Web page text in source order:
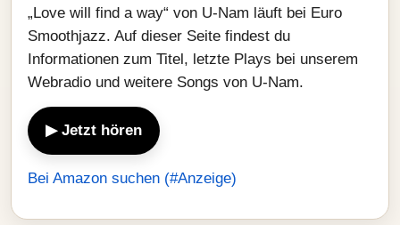
„Love will find a way“ von U-Nam läuft bei Euro
Smoothjazz. Auf dieser Seite findest du
Informationen zum Titel, letzte Plays bei unserem
Webradio und weitere Songs von U-Nam.
▶ Jetzt hören
Bei Amazon suchen (#Anzeige)